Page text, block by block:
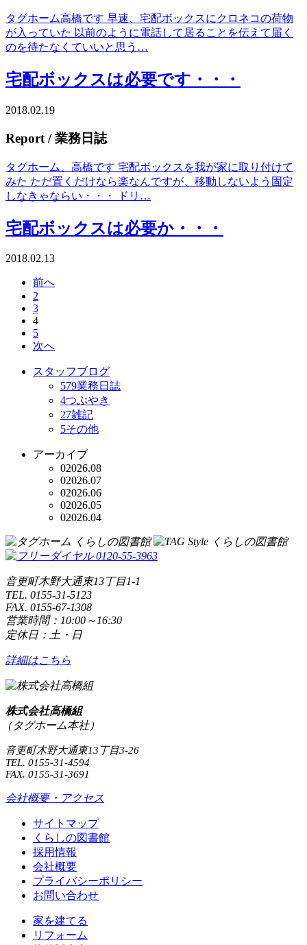
タグホーム高橋です 早速、宅配ボックスにクロネコの荷物
が入っていた 以前のように電話して居ることを伝えて届く
のを待たなくていいと思う…
宅配ボックスは必要です・・・
2018.02.19
Report / 業務日誌
タグホーム、高橋です 宅配ボックスを我が家に取り付けて
みた ただ置くだけなら楽なんですが、移動しないよう固定
しなきゃならい・・・ ドリ…
宅配ボックスは必要か・・・
2018.02.13
前へ
2
3
4
5
次へ
スタッフブログ
579業務日誌
4つぶやき
27雑記
5その他
アーカイブ
02026.08
02026.07
02026.06
02026.05
02026.04
音更町木野大通東13丁目1-1
TEL. 0155-31-5123
FAX. 0155-67-1308
営業時間：10:00～16:30
定休日：土・日
詳細はこちら
株式会社高橋組
（タグホーム本社）
音更町木野大通東13丁目3-26
TEL. 0155-31-4594
FAX. 0155-31-3691
会社概要・アクセス
サイトマップ
くらしの図書館
採用情報
会社概要
プライバシーポリシー
お問い合わせ
家を建てる
リフォーム